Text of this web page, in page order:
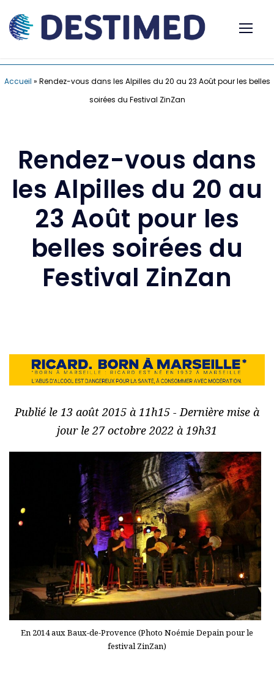
Accueil » Rendez-vous dans les Alpilles du 20 au 23 Août pour les belles
soirées du Festival ZinZan
Rendez-vous dans
les Alpilles du 20 au
23 Août pour les
belles soirées du
Festival ZinZan
Publié le 13 août 2015 à 11h15 - Dernière mise à
jour le 27 octobre 2022 à 19h31
En 2014 aux Baux-de-Provence (Photo Noémie Depain pour le
festival ZinZan)